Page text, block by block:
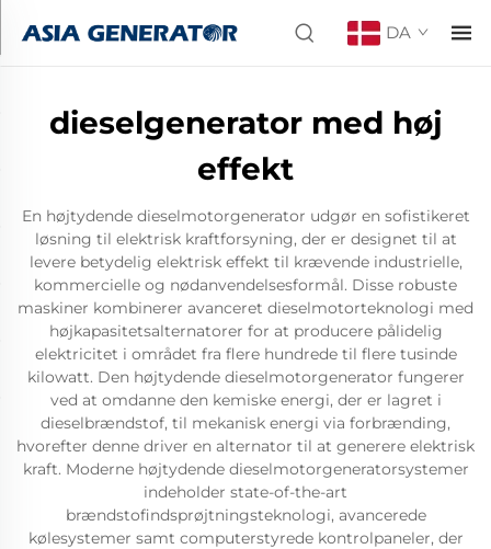
DA
dieselgenerator med høj
effekt
En højtydende dieselmotorgenerator udgør en sofistikeret
løsning til elektrisk kraftforsyning, der er designet til at
levere betydelig elektrisk effekt til krævende industrielle,
kommercielle og nødanvendelsesformål. Disse robuste
maskiner kombinerer avanceret dieselmotorteknologi med
højkapasitetsalternatorer for at producere pålidelig
elektricitet i området fra flere hundrede til flere tusinde
kilowatt. Den højtydende dieselmotorgenerator fungerer
ved at omdanne den kemiske energi, der er lagret i
dieselbrændstof, til mekanisk energi via forbrænding,
hvorefter denne driver en alternator til at generere elektrisk
kraft. Moderne højtydende dieselmotorgeneratorsystemer
indeholder state-of-the-art
brændstofindsprøjtningsteknologi, avancerede
kølesystemer samt computerstyrede kontrolpaneler, der